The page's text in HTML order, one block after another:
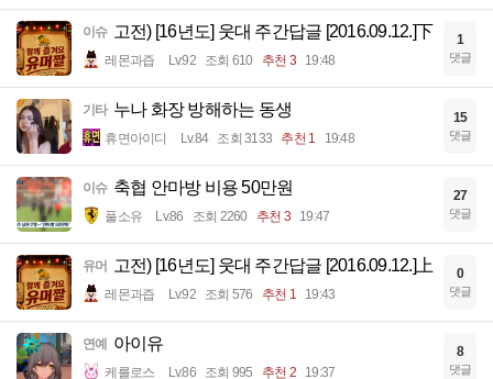
이슈 고전) [16년도] 웃대 주간답글 [2016.09.12.]下
레몬과즙 Lv.92 조회 610 추천 3 19:48
1
댓글
기타 누나 화장 방해하는 동생
휴면아이디 Lv.84 조회 3133 추천 1 19:48
15
댓글
이슈 축협 안마방 비용 50만원
풀소유 Lv.86 조회 2260 추천 3 19:47
27
댓글
유머 고전) [16년도] 웃대 주간답글 [2016.09.12.]上
레몬과즙 Lv.92 조회 576 추천 1 19:43
0
댓글
연예 아이유
케를로스 Lv.86 조회 995 추천 2 19:37
8
댓글